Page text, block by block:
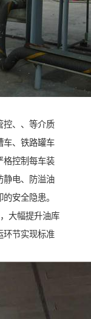
控、、等介质
车、铁路罐车
格控制每车装
静电、防溢油
安全隐患。
大幅提升油库
环节实现标准